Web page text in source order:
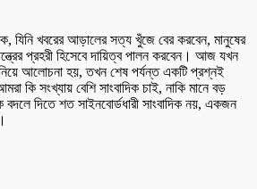
যিনি খবরের আড়ালের সত্য খুঁজে বের করবেন, মানুষের
প্রহরী হিসেবে দায়িত্ব পালন করবেন। আজ যখন
নিয়ে আলোচনা হয়, তখন শেষ পর্যন্ত একটি প্রশ্নই
কি সংখ্যায় বেশি সাংবাদিক চাই, নাকি মানে বড়
বদলে দিতে শত সাইনবোর্ডধারী সাংবাদিক নয়, একজন